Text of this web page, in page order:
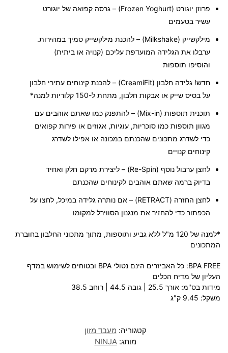
פרוזן יוגורט (Frozen Yoghurt)
– גרסה קפואה של יוגורט
עשיר בטעמים
מילקשייק (Milkshake)
– להכנת מילקשייק סמיך במהירות.
ערבלו את הגלידה המועדפת עליכם (קנויה או ביתית)
והוסיפו תוספות
חדש! גלידה חלבון (CreamiFit)
– להכנת קינוחים עתירי חלבון
על בסיס שייק או אבקות חלבון, מתחת ל-150 קלוריות למנה*
תוכנית תוספות (Mix-in)
– להתפנק כמו שאתם אוהבים עם
מגוון תוספות כמו סוכריות, עוגיות, אגוזים או פירות קפואים
כדי לשדרג מתכונים שהכנתם במכונה או אפילו לשדרג
קינוחים קנויים
לחצן ערבול נוסף (Re-Spin)
– ליצירת מרקם חלק ואחיד
בדיוק ברמה שאתם אוהבים לקינוחים שהכנתם
לחצן החזרה (RETRACT
) – אם נותרה גלידה במיכל, לחצו על
הכפתור כדי להחזיר את מנגנון הסווירל למקומו
*למנה של 120 מ"ל ללא גביע ותוספות, מתוך מתכוני החלבון בחוברת
המתכונים
BPA FREE:
כל האביזרים הינם נטולי BPA ובטוחים לשימוש במדף
העליון של מדיח הכלים
מידות בס"מ: אורך ‎25.5 | גובה ‎44.5 | רוחב 38.5
משקל: 9.45 ק"ג
קטגוריה: מעבד מזון
מותג:NINJA